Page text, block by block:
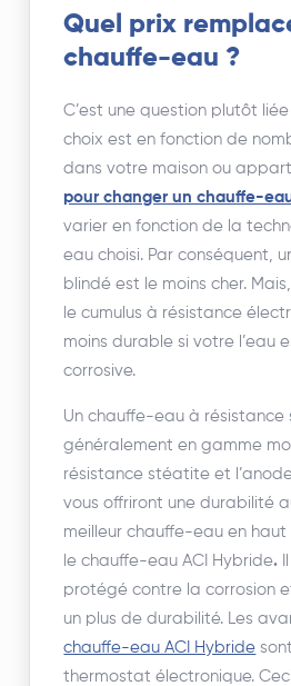
Quel prix
chauffe-eau ?
C’est une question plutôt
choix est en fonction de
dans votre maison ou
pour changer un chauffe-
varier en fonction de la
eau choisi. Par conséquent,
blindé est le moins cher.
le cumulus à résistance
moins durable si votre l’eau
corrosive.
Un chauffe-eau à
généralement en gamme
résistance stéatite et
vous offriront une durabilité
meilleur chauffe-eau en haut
le chauffe-eau ACI Hybride.
protégé contre la corrosion
un plus de durabilité. Les
chauffe-eau ACI Hybride
thermostat électronique.